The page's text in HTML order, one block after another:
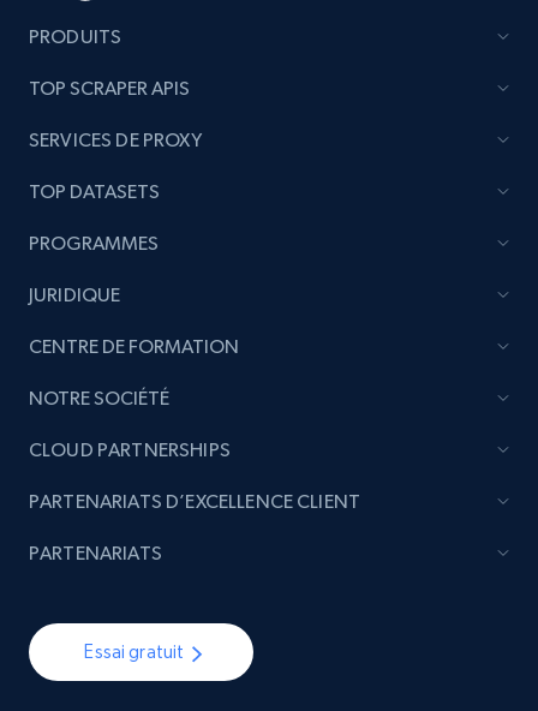
PRODUITS
TOP SCRAPER APIS
SERVICES DE PROXY
TOP DATASETS
PROGRAMMES
JURIDIQUE
CENTRE DE FORMATION
NOTRE SOCIÉTÉ
Essai gratuit
CLOUD PARTNERSHIPS
PARTENARIATS D’EXCELLENCE CLIENT
PARTENARIATS